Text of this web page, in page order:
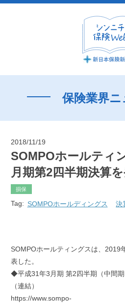
保険業界ニ
2018/11/19
SOMPOホールティ
月期第2四半期決算
損保
Tag: SOMPOホールディングス 決
SOMPOホールティングスは、2019
表した。
◆平成31年3月期 第2四半期（中間期
（連結）
https://www.sompo-